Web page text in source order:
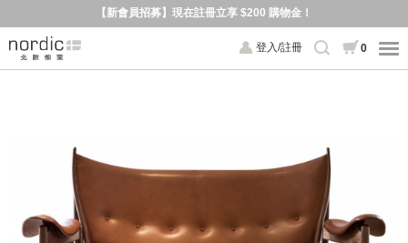
【新會員招募】現在註冊立享 $200 購物金！
登入/註冊 0